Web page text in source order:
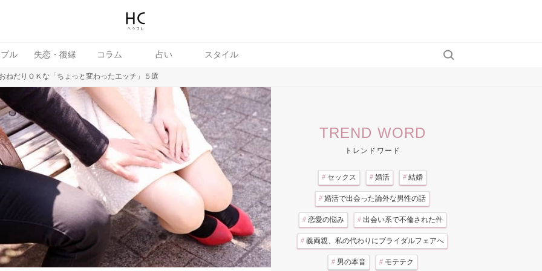
ル 失恋・復縁 コラム 占い スタイル
ねだりＯＫな「ちょっと変わったエッチ」５選
TREND WORD
トレンドワード
# セックス # 婚活 # 結婚
# 婚活で出会った論外な男性の話
# 恋愛の悩み # 出会い系で不倫された件
# 義両親、私の代わりにブライダルフェアへ
# 男の本音 # モテテク